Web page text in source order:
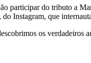
participar do tributo a
Instagram, que
os